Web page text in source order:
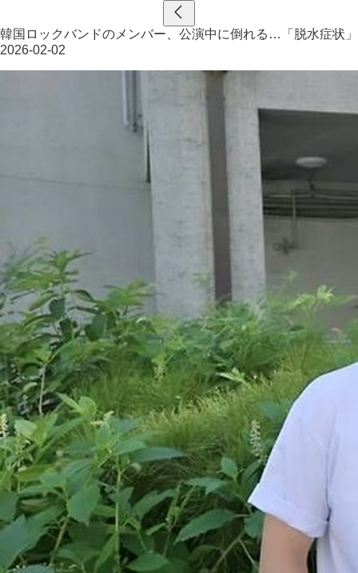
韓国ロックバンドのメンバー、公演中に倒れる…「脱水症状」
2026-02-02